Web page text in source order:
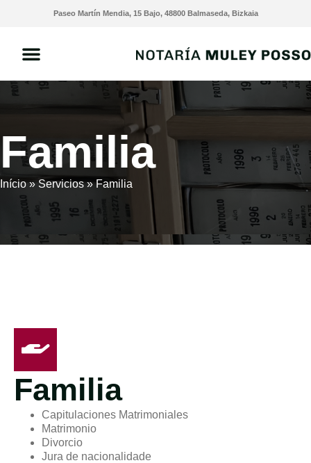
Paseo Martín Mendia, 15 Bajo, 48800 Balmaseda, Bizkaia
Familia
Início» Servicios»Familia
Familia
Capitulaciones Matrimoniales
Matrimonio
Divorcio
Jura de nacionalidade